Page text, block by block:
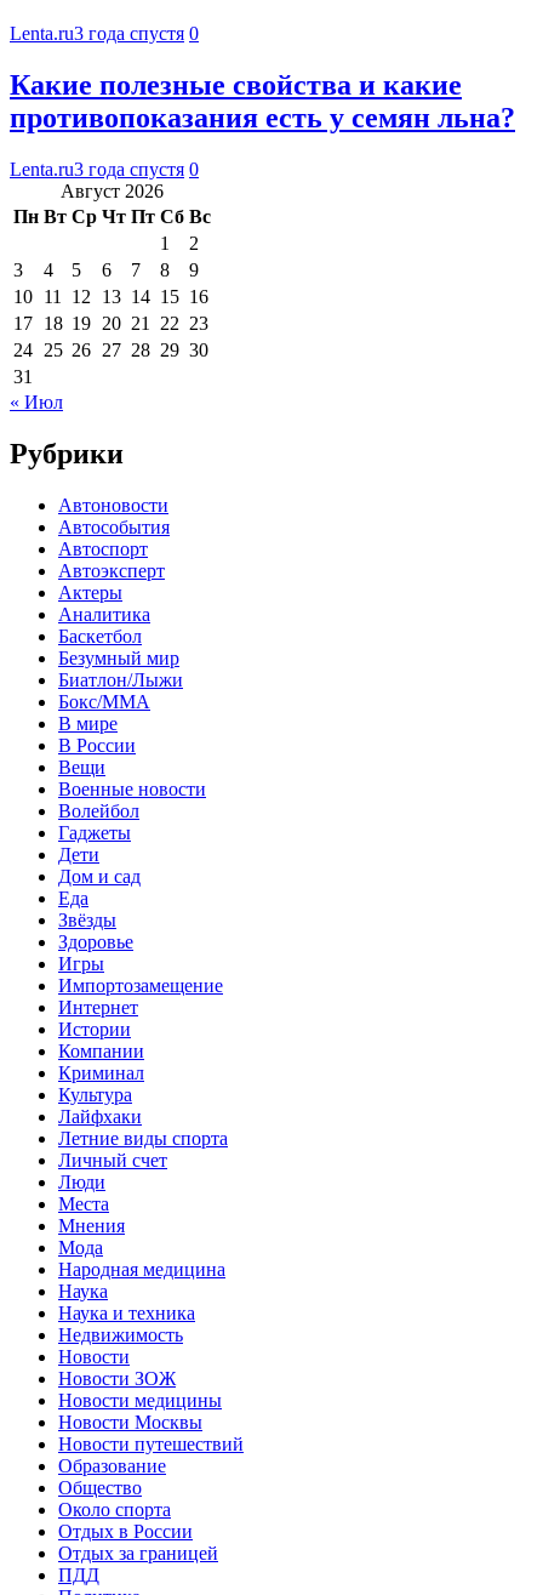
Lenta.ru3 года спустя 0
Какие полезные свойства и какие
противопоказания есть у семян льна?
Lenta.ru3 года спустя 0
Август 2026
Пн Вт Ср Чт Пт Сб Вс
1
2
3
4 5 6 7 8
9
10 11 12 13 14 15 16
17 18 19 20 21 22 23
24 25 26 27 28 29 30
31
« Июл
Рубрики
Автоновости
Автособытия
Автоспорт
Автоэксперт
Актеры
Аналитика
Баскетбол
Безумный мир
Биатлон/Лыжи
Бокс/MMA
В мире
В России
Вещи
Военные новости
Волейбол
Гаджеты
Дети
Дом и сад
Еда
Звёзды
Здоровье
Игры
Импортозамещение
Интернет
Истории
Компании
Криминал
Культура
Лайфхаки
Летние виды спорта
Личный счет
Люди
Места
Мнения
Мода
Народная медицина
Наука
Наука и техника
Недвижимость
Новости
Новости ЗОЖ
Новости медицины
Новости Москвы
Новости путешествий
Образование
Общество
Около спорта
Отдых в России
Отдых за границей
ПДД